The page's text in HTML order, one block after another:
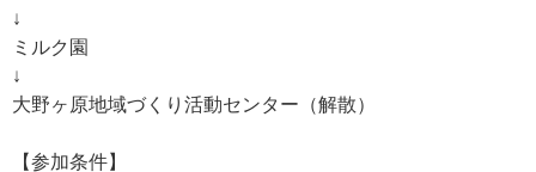
↓
ミルク園
↓
大野ヶ原地域づくり活動センター（解散）
【参加条件】